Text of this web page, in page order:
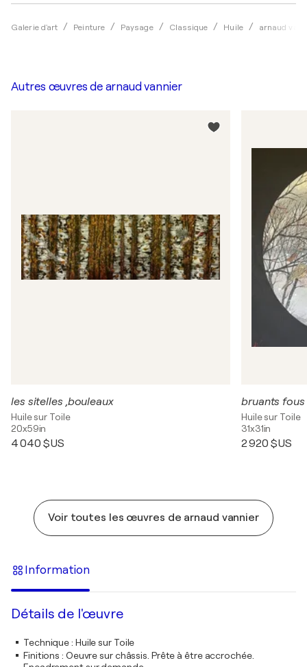
Galerie d'art Peinture Paysage Classique Huile arnaud
Autres œuvres de arnaud vannier
les sitelles ,bouleaux
Huile sur Toile
20x59in
4 040 $US
bruants fous
Huile sur Toile
31x31in
2 920 $US
Voir toutes les œuvres de arnaud vannier
Information
Détails de l'œuvre
Technique: Huile sur Toile
Finitions : Oeuvre sur châssis. Prête à être accrochée.